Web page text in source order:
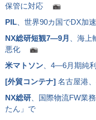
保管に対応
PIL 、世界90カ国でDX
NX総研短観7―9月
、海
悪化
米マトソン 、4―6月期純
[外貿コンテナ] 名古屋港
NX総研 、国際物流FW業
たん」で